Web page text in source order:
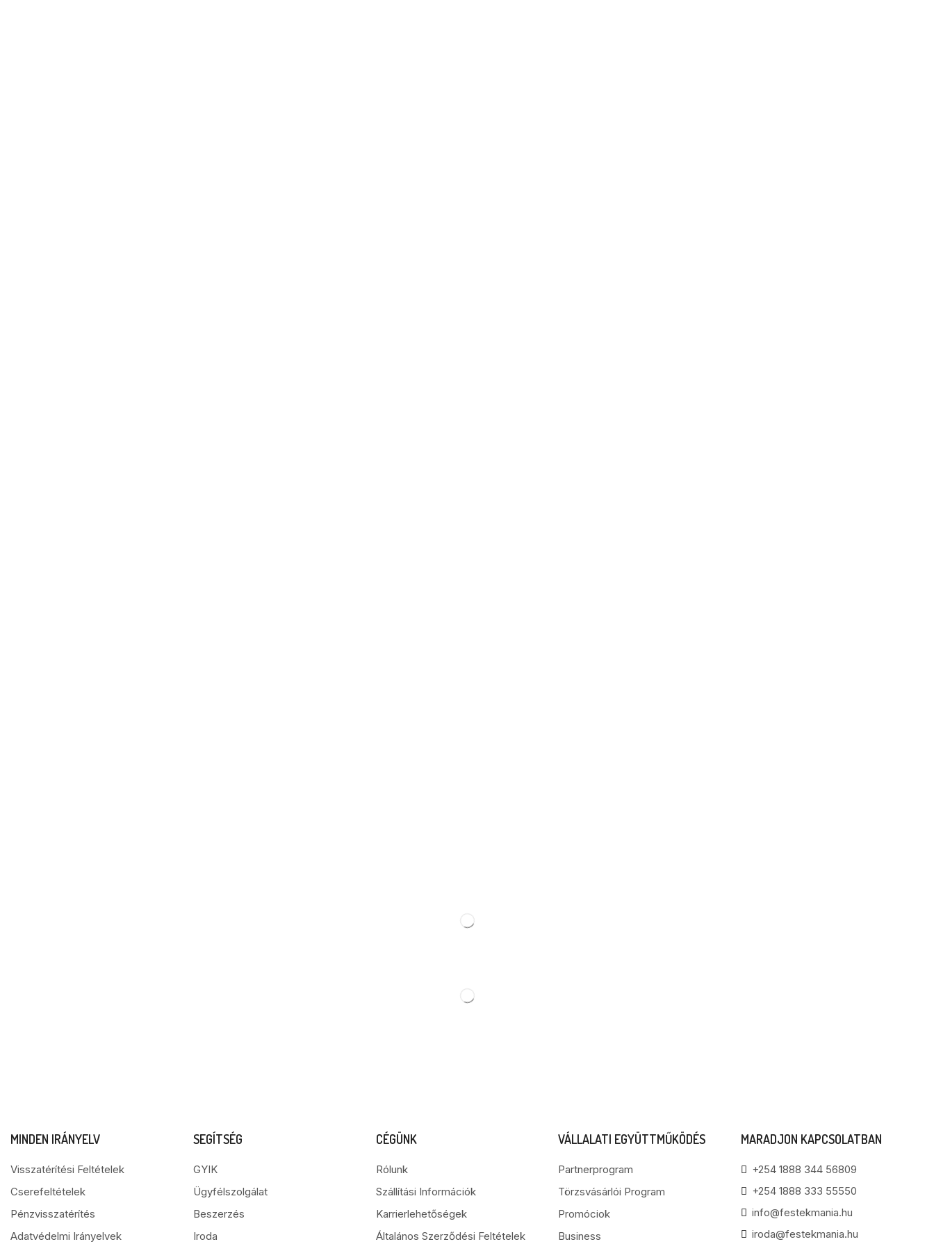
MINDEN IRÁNYELV
Visszatérítési Feltételek
Cserefeltételek
Pénzvisszatérítés
Adatvédelmi Irányelvek
SEGÍTSÉG
GYIK
Ügyfélszolgálat
Beszerzés
Iroda
CÉGÜNK
Rólunk
Szállítási Információk
Karrierlehetőségek
Általános Szerződési Feltételek
VÁLLALATI EGYÜTTMŰKÖDÉS
Partnerprogram
Törzsvásárlói Program
Promóciok
Business
MARADJON KAPCSOLATBAN
+254 1888 344 56809
+254 1888 333 55550
info@festekmania.hu
iroda@festekmania.hu